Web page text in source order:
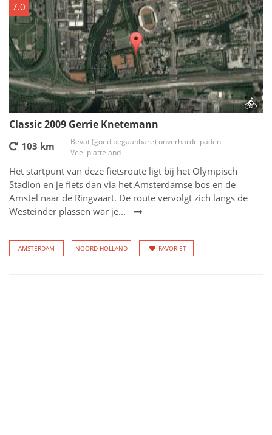
7.0
Classic 2009 Gerrie Knetemann
103 km
Bevat (goed begaanbare) onverharde paden
Veel platteland
Het startpunt van deze fietsroute ligt bij het Olympisch
Stadion en je fiets dan via het Amsterdamse bos en de
Amstel naar de Ringvaart. De route vervolgt zich langs de
Westeinder plassen war je...
AMSTERDAM NOORD-HOLLAND FAVORIET